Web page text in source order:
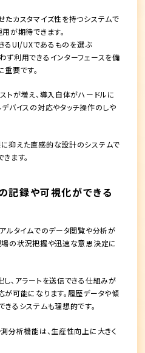
たカスタマイズ性を持つシステムで
が期待できます。
るUI/UXであるものを選ぶ
利用できるインターフェースを備
要です。
トが増え、導入自体がハードルに
バイスの対応やタッチ操作のしや
抑えた直感的な設計のシステムで
ます。
記録や可視化ができる
ルタイムでのデータ閲覧や分析が
場の状況把握や迅速な意思決定に
、アラートを送信できる仕組みが
可能になります。履歴データや傾
るシステムも理想的です。
分析機能は、生産性向上に大きく